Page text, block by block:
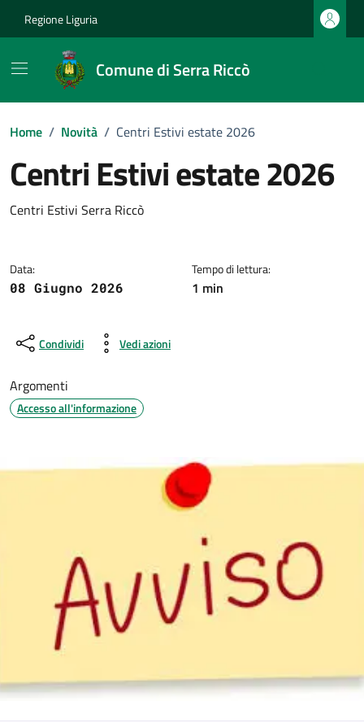
Regione Liguria
Comune di Serra Riccò
Home / Novità / Centri Estivi estate 2026
Centri Estivi estate 2026
Dettagli della notizia
Centri Estivi Serra Riccò
Data:
08 Giugno 2026
Tempo di lettura:
1 min
Condividi Vedi azioni
Argomenti
Accesso all'informazione